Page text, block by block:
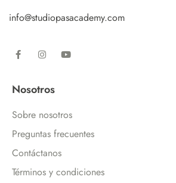
info@studiopasacademy.com
Nosotros
Sobre nosotros
Preguntas frecuentes
Contáctanos
Términos y condiciones